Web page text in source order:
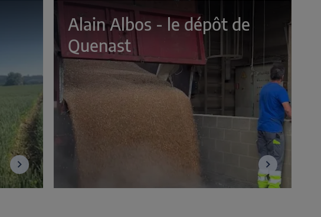
Alain Albos - le dépôt de
Quenast